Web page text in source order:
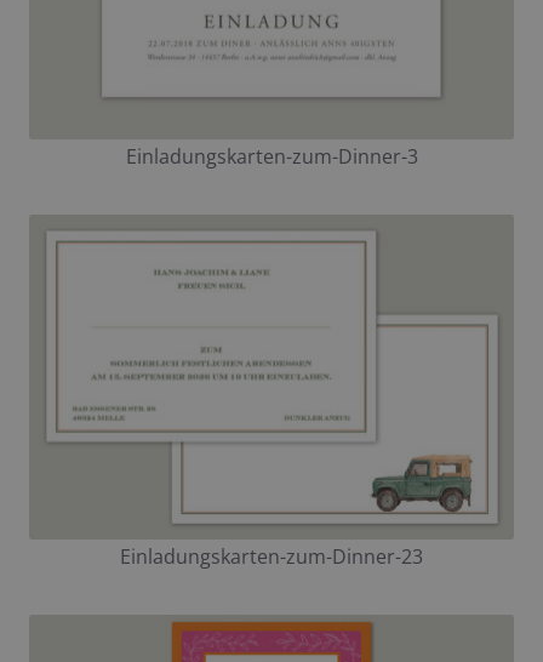
Einladungskarten-zum-Dinner-3
Einladungskarten-zum-Dinner-23